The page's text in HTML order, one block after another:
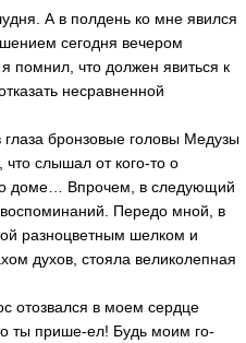
А в полдень ко мне явился
сегодня вечером
помнил, что должен явиться к
несравненной
глаза бронзовые головы Медузы
слышал от кого-то о
доме… Впрочем, в следующий
Передо мной, в
разноцветным шелком и
духов, стояла великолепная
отозвался в моем сердце
ты прише-ел! Будь моим го-